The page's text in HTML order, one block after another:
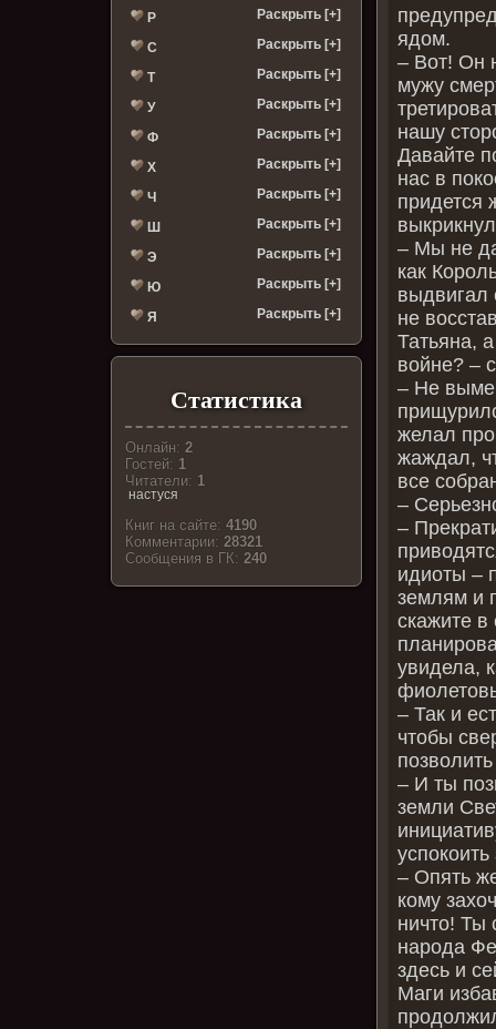
Р Раскрыть [+]
С Раскрыть [+]
Т Раскрыть [+]
У Раскрыть [+]
Ф Раскрыть [+]
Х Раскрыть [+]
Ч Раскрыть [+]
Ш Раскрыть [+]
Э Раскрыть [+]
Ю Раскрыть [+]
Я Раскрыть [+]
Статистика
Онлайн:2
Гостей: 1
Читатели: 1
настуся
Книг на сайте:4190
Комментарии:28321
Cообщения в ГК:240
ядом.
– Вот! Он
мужу
нашу
Давайте
нас в
придется
– Мы не
как
выдвигал
не
Татьяна,
войне? –
– Не
желал
жаждал,
все
–
–
идиоты –
землям и
скажите
увидела,
– Так и
чтобы
– И ты
земли
– Опять
кому
ничто! Ты
народа
здесь и
Маги